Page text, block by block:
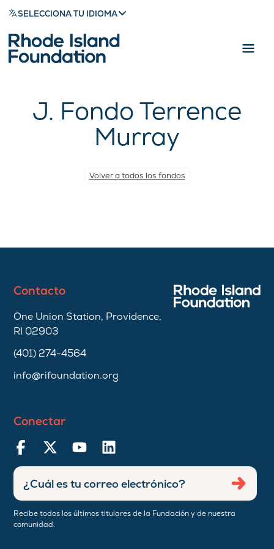
SELECCIONA TU IDIOMA
J. Fondo Terrence
Murray
Volver a todos los fondos
Contacto
One Union Station, Providence,
RI 02903
(401) 274-4564
info@rifoundation.org
Conectar
Recibe todos los últimos titulares de la Fundación y de nuestra
comunidad.
Ingresar
dirección
de
correo
Enviar